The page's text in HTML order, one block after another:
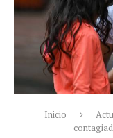
Inicio